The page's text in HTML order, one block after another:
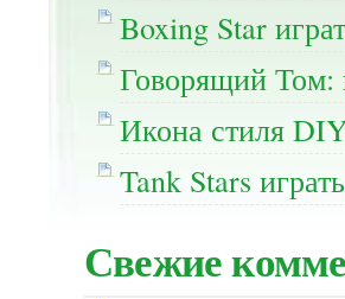
Boxing Star
Говорящий Том:
Икона стиля
Tank Stars
Свежие